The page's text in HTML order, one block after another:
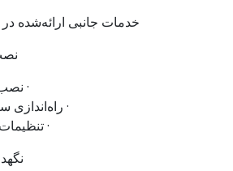
خدمات جانبی ارائه‌شده
·
·
·